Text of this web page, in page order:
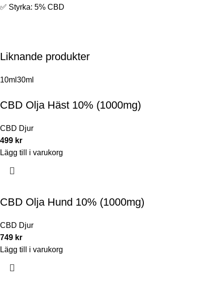
✅ Styrka: 5% CBD
Liknande produkter
10ml 30ml
CBD Olja Häst 10% (1000mg)
CBD Djur
499 kr
Lägg till i varukorg
CBD Olja Hund 10% (1000mg)
CBD Djur
749 kr
Lägg till i varukorg